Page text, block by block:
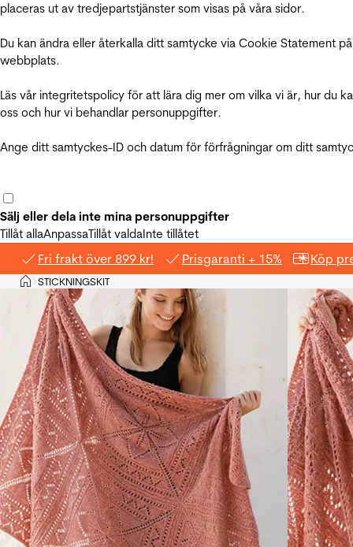
placeras ut av tredjepartstjänster som visas på våra sidor.
Du kan ändra eller återkalla ditt samtycke via Cookie Statement
webbplats.
Läs vår integritetspolicy för att lära dig mer om vilka vi är, hur du
oss och hur vi behandlar personuppgifter.
Ange ditt samtyckes-ID och datum för förfrågningar om ditt
Sälj eller dela inte mina personuppgifter
Tillåt allaAnpassaTillåt valdaInte tillåtet
Fri frakt över 899 kr! Prisgaranti + 15% Köp
Hem
>STICKNINGSKIT